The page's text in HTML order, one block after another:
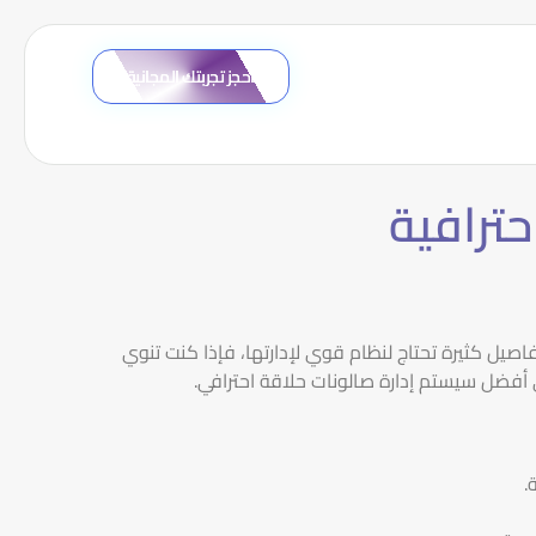
احجز تجربتك المجانية
كثيرة تحتاج لنظام قوي لإدارتها، فإذا كنت تنوي
أفضل سيستم إدارة صالونات حلاقة احترافي.